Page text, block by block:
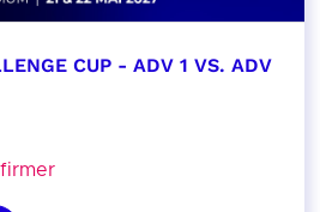
CUP - ADV 1 VS. ADV